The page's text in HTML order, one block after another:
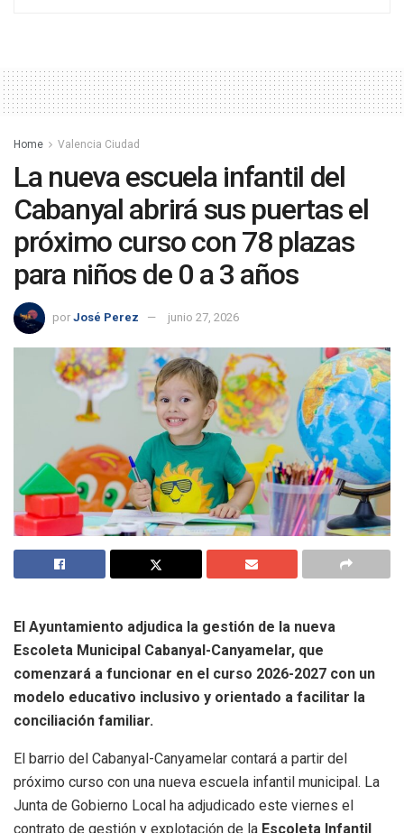
Home Valencia Ciudad
La nueva escuela infantil del
Cabanyal abrirá sus puertas el
próximo curso con 78 plazas
para niños de 0 a 3 años
por José Perez junio 27, 2026
El Ayuntamiento adjudica la gestión de la nueva
Escoleta Municipal Cabanyal-Canyamelar, que
comenzará a funcionar en el curso 2026-2027 con un
modelo educativo inclusivo y orientado a facilitar la
conciliación familiar.
El barrio del Cabanyal-Canyamelar contará a partir del
próximo curso con una nueva escuela infantil municipal. La
Junta de Gobierno Local ha adjudicado este viernes el
contrato de gestión y explotación de la Escoleta Infantil